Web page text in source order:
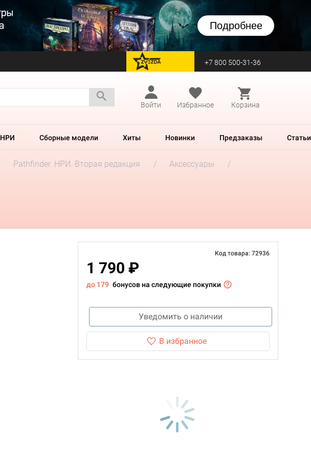
Подробнее
перейти на Zvezda +7 800 500-31-36
Войти
Избранное Корзина
НРИ Сборные модели Хиты Новинки Предзаказы Статьи
Pathfinder. НРИ. Вторая редакция
Аксессуары
Код товара: 72936
1 790 ₽
до 179 бонусов на следующие покупки
Уведомить о наличии
В избранное